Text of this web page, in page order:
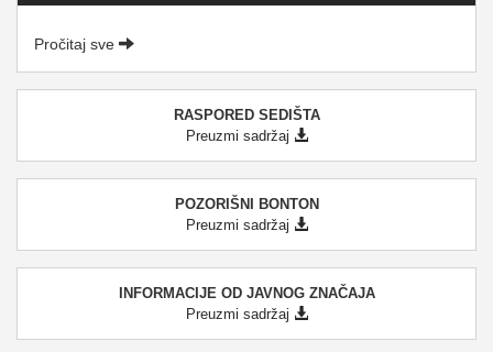
Pročitaj sve
RASPORED SEDIŠTA
Preuzmi sadržaj
POZORIŠNI BONTON
Preuzmi sadržaj
INFORMACIJE OD JAVNOG ZNAČAJA
Preuzmi sadržaj